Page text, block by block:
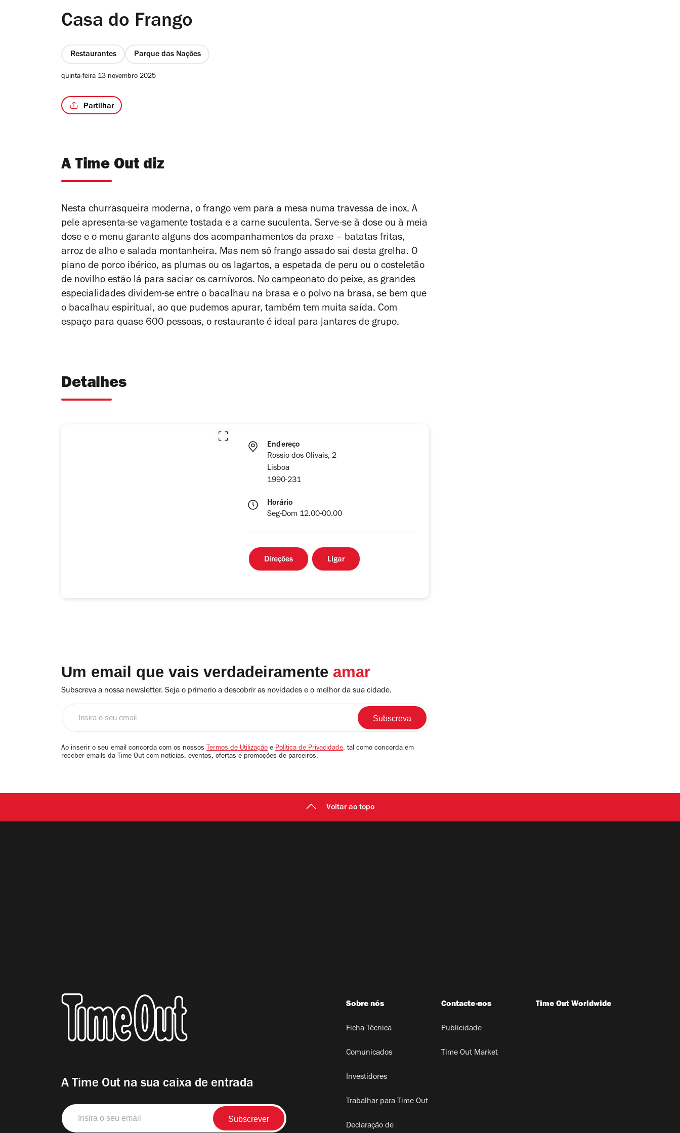
Casa do Frango
Restaurantes Parque das Nações
quinta-feira 13 novembro 2025
Partilhar
A Time Out diz
Nesta churrasqueira moderna, o frango vem para a mesa numa travessa de inox. A
pele apresenta-se vagamente tostada e a carne suculenta. Serve-se à dose ou à meia
dose e o menu garante alguns dos acompanhamentos da praxe – batatas fritas,
arroz de alho e salada montanheira. Mas nem só frango assado sai desta grelha. O
piano de porco ibérico, as plumas ou os lagartos, a espetada de peru ou o costeletão
de novilho estão lá para saciar os carnívoros. No campeonato do peixe, as grandes
especialidades dividem-se entre o bacalhau na brasa e o polvo na brasa, se bem que
o bacalhau espiritual, ao que pudemos apurar, também tem muita saída. Com
espaço para quase 600 pessoas, o restaurante é ideal para jantares de grupo.
Detalhes
Endereço
Rossio dos Olivais, 2
Lisboa
1990-231
Horário
Seg-Dom 12.00-00.00
Direções Ligar
Um email que vais verdadeiramente amar
Subscreva a nossa newsletter. Seja o primerio a descobrir as novidades e o melhor da sua cidade.
email
Ao inserir o seu email concorda com os nossos Termos de Utilização e Política de Privacidade, tal como concorda em
receber emails da Time Out com notícias, eventos, ofertas e promoções de parceiros.
Voltar ao topo
A Time Out na sua caixa de entrada
Insira
o
Sobre nós
Ficha Técnica
Comunicados
Investidores
Trabalhar para Time Out
Declaração de
Contacte-nos
Publicidade
Time Out Market
Time Out Worldwide